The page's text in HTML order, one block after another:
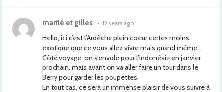
marité et gilles • 12 years ago
Hello, ici c’est l’Ardèche plein coeur certes moins
exotique que ce vous allez vivre mais quand même…
Côté voyage, on s’envole pour l’Indonésie en janvier
prochain. mais avant on va aller faire un tour dans le
Berry pour garder les poupettes.
En tout cas, ce sera un immense plaisir de vous suivre à